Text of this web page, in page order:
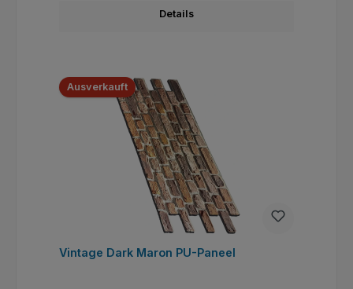
Details
Ausverkauft
Vintage Dark Maron PU-Paneel